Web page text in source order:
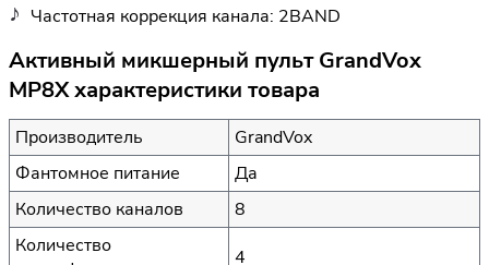
Частотная коррекция канала: 2BAND
Активный микшерный пульт GrandVox
MP8X характеристики товара
Производитель
GrandVox
Фантомное питание
Да
Количество каналов
8
Количество
4